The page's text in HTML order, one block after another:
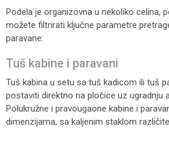
Podela je organizovna u nekoliko celina,
možete filtrirati ključne parametre
paravane:
Tuš kabine i paravani
Tuš kabina u setu sa tuš kadicom ili tuš
postaviti direktno na pločice uz ugradnju
Polukružne i pravougaone kabine i
dimenzijama, sa kaljenim staklom